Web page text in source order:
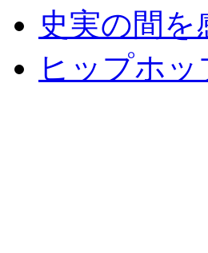
史実の間を
ヒップホ